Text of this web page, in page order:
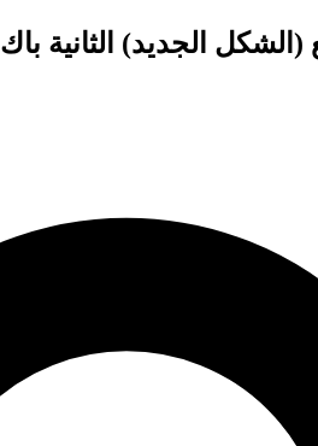
الجديد) الثانية باك